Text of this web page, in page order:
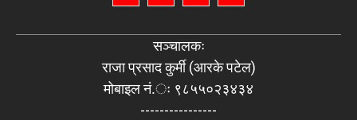
सञ्चालकः
राजा प्रसाद कुर्मी (आरके पटेल)
मोबाइल नं.ः ९८५५०२३४३४
----------------